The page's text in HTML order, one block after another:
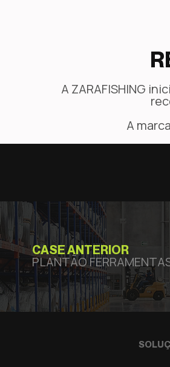
A ZARAFISHING
A
CASE ANTERIOR
PLANTÃO